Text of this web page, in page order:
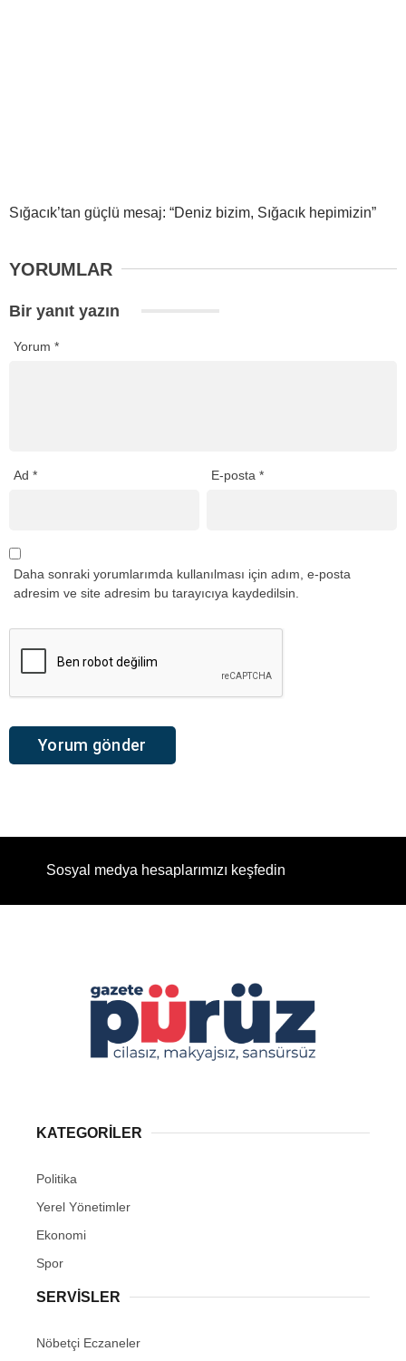
Sığacık’tan güçlü mesaj: “Deniz bizim, Sığacık hepimizin”
YORUMLAR
Bir yanıt yazın
Yorum *
Ad * E-posta*
Daha sonraki yorumlarımda kullanılması için adım, e-posta
adresim ve site adresim bu tarayıcıya kaydedilsin.
Sosyal medya hesaplarımızı keşfedin
KATEGORİLER
Politika
Yerel Yönetimler
Ekonomi
Spor
SERVİSLER
Nöbetçi Eczaneler